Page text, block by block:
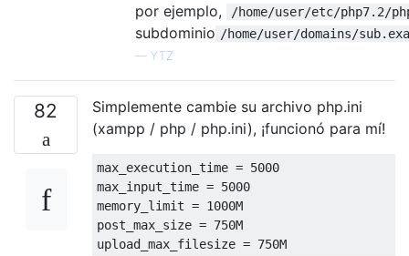
por ejemplo,
/home/user/etc/php7.2/
subdominio /home/user/domains/
— YTZ
82
Simplemente cambie su archivo php.ini
(xampp / php / php.ini), ¡funcionó para mí!
max_execution_time = 5000
max_input_time = 5000
memory_limit = 1000M
post_max_size = 750M
upload_max_filesize = 750M